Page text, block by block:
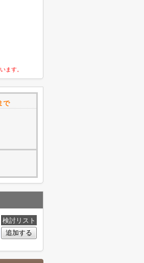
ます。
で
検討リスト
追加する